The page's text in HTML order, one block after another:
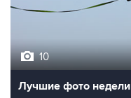
10
Лучшие фото недели